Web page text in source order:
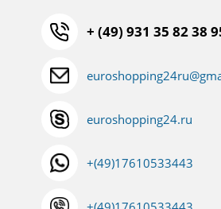
+ (49) 931 35 82 38
euroshopping24.ru
+(49)17610533443